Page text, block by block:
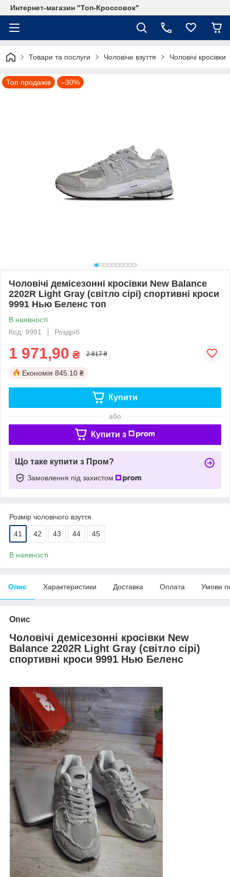
Интернет-магазин "Топ-Кроссовок"
Товари та послуги Чоловіче взуття Чоловічі кросівки
Топ продажів –30%
Чоловічі демісезонні кросівки New Balance
2202R Light Gray (світло сірі) спортивні кроси
9991 Нью Беленс топ
В наявності
Код: 9991
Роздріб
1 971,90 ₴ 2 817 ₴
Економія 845.10 ₴
Купити
або
Купити з
Що таке купити з Пром?
Замовлення під захистом
Розмір чоловічого взуття
41 42 43 44 45
В наявності
Опис Характеристики Доставка Оплата Умови
Опис
Чоловічі демісезонні кросівки New
Balance 2202R Light Gray (світло сірі)
спортивні кроси 9991 Нью Беленс